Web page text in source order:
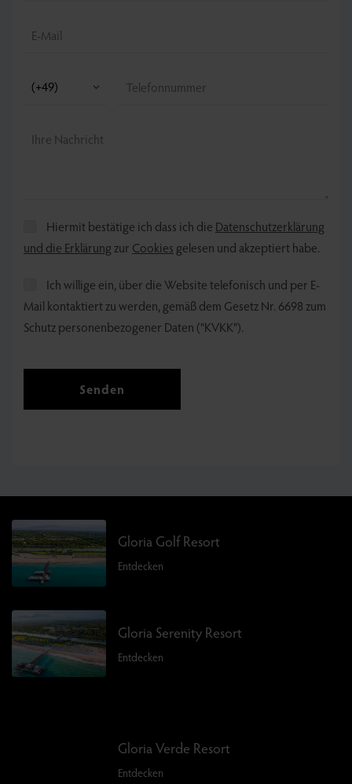
Hiermit bestätige ich dass ich die Datenschutzerklärung
und die Erklärung zur Cookies gelesen und akzeptiert habe.
Ich willige ein, über die Website telefonisch und per E-
Mail kontaktiert zu werden, gemäß dem Gesetz Nr. 6698 zum
Schutz personenbezogener Daten ("KVKK").
Senden
Gloria Golf Resort
Entdecken
Gloria Serenity Resort
Entdecken
Gloria Verde Resort
Entdecken